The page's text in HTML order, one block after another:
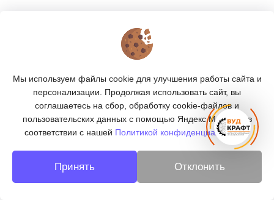
КАТАЛОГ
ПОДПИСКА
© 2026 «ВУДКРАФТ» - деревообработка в Москве
Мы используем файлы cookie для улучшения работы сайта и
персонализации. Продолжая использовать сайт, вы
соглашаетесь на сбор, обработку cookie-файлов и
пользовательских данных с помощью Яндекс.Метрика, в
соответствии с нашей Политикой конфиденциальности.
Принять Отклонить